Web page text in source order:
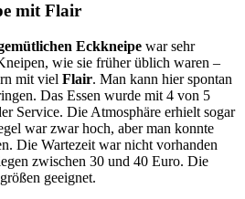
mit Flair
Eckkneipe war sehr
wie sie früher üblich waren –
mit viel Flair. Man kann hier spontan
Das Essen wurde mit 4 von 5
Service. Die Atmosphäre erhielt sogar
war zwar hoch, aber man konnte
Die Wartezeit war nicht vorhanden
zwischen 30 und 40 Euro. Die
geeignet.